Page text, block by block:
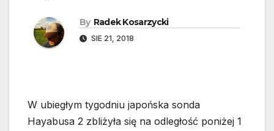
By Radek Kosarzycki
SIE 21, 2018
W ubiegłym tygodniu japońska sonda
Hayabusa 2 zbliżyła się na odległość poniżej 1